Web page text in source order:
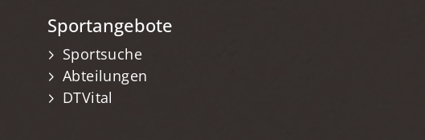
Sportangebote
Sportsuche
Abteilungen
DTVital